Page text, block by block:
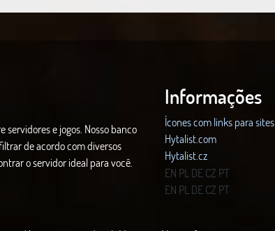
e jogos. Nosso banco
de acordo com diversos
o servidor ideal para você.
Informações
Ícones com links para sites
Hytalist.com
Hytalist.cz
Hytamods.org
EN PL DECZ PT
EN PL DECZ PT